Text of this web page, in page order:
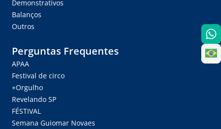
Demonstrativos
Balanços
Outros
Perguntas Frequentes
APAA
Festival de circo
+Orgulho
Revelando SP
FÉSTIVAL
Semana Guiomar Novaes